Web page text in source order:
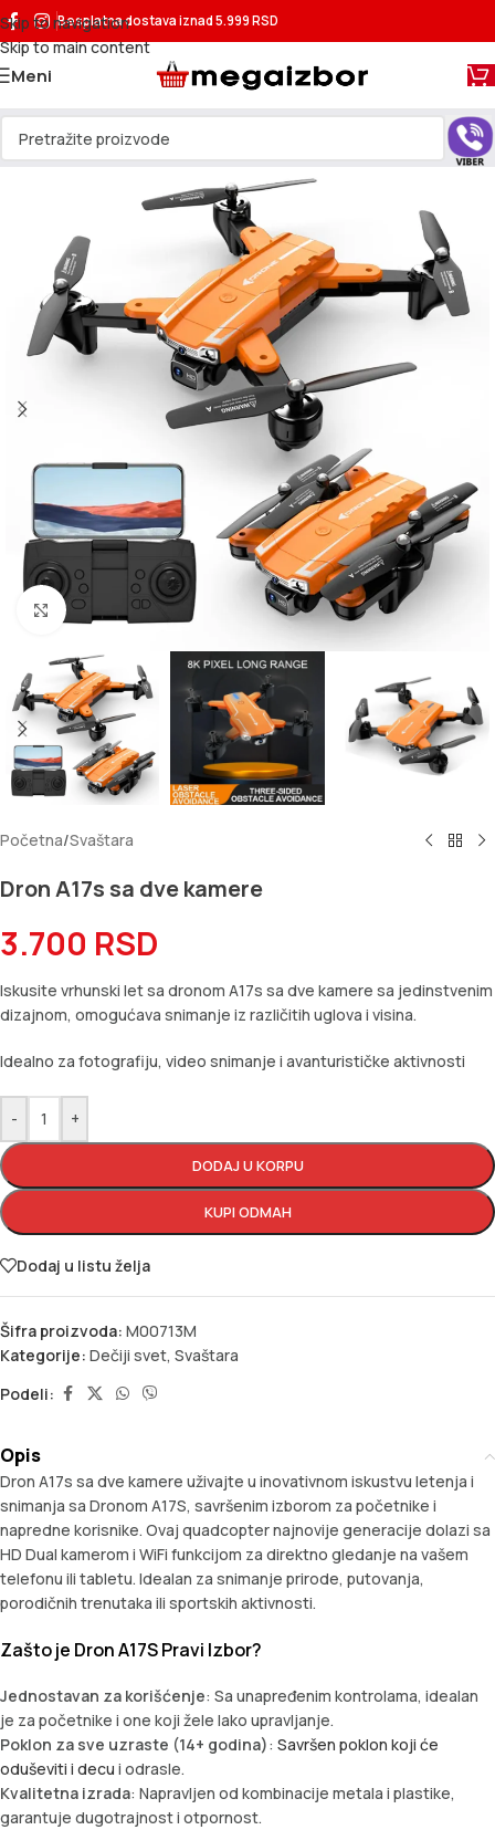
Skip to navigation
Skip to main content
Besplatna dostavaiznad 5.999 RSD
Meni
Kliknite za uvećanje
Početna/Svaštara
Dron A17s sa dve kamere
3.700 RSD
Iskusite vrhunski let sa dronom A17s sa dve kamere sa jedinstvenim
dizajnom, omogućava snimanje iz različitih uglova i visina.
Idealno za fotografiju, video snimanje i avanturističke aktivnosti
- +
DODAJ U KORPU
KUPI ODMAH
Dodaj u listu želja
Šifra proizvoda: M00713M
Kategorije: Dečiji svet, Svaštara
Podeli:
Opis
Dron A17s sa dve kamere uživajte u inovativnom iskustvu letenja i
snimanja sa Dronom A17S, savršenim izborom za početnike i
napredne korisnike. Ovaj quadcopter najnovije generacije dolazi sa
HD Dual kamerom i WiFi funkcijom za direktno gledanje na vašem
telefonu ili tabletu. Idealan za snimanje prirode, putovanja,
porodičnih trenutaka ili sportskih aktivnosti.
Zašto je Dron A17S Pravi Izbor?
Jednostavan za korišćenje: Sa unapređenim kontrolama, idealan
je za početnike i one koji žele lako upravljanje.
Poklon za sve uzraste (14+ godina): Savršen poklon koji će
oduševiti i decu i odrasle.
Kvalitetna izrada: Napravljen od kombinacije metala i plastike,
garantuje dugotrajnost i otpornost.